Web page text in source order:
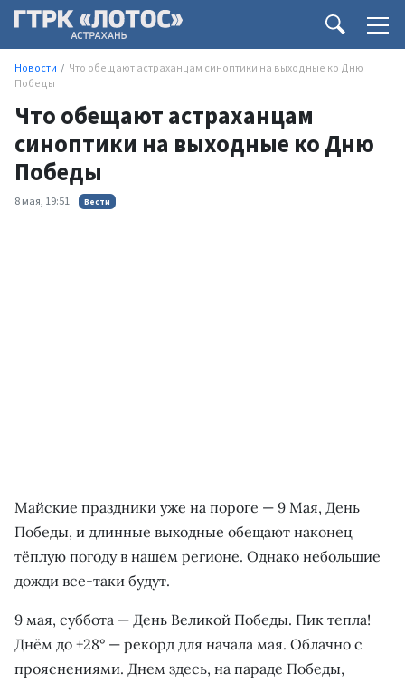
Новости
Что обещают астраханцам синоптики на выходные ко Дню
Победы
Что обещают астраханцам
синоптики на выходные ко Дню
Победы
8 мая, 19:51 Вести
Майские праздники уже на пороге — 9 Мая, День
Победы, и длинные выходные обещают наконец
тёплую погоду в нашем регионе. Однако небольшие
дожди все-таки будут.
9 мая, суббота — День Великой Победы. Пик тепла!
Днём до +28° — рекорд для начала мая. Облачно с
прояснениями. Днем здесь, на параде Победы,